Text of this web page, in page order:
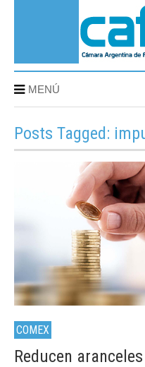
MENÚ
Posts Tagged:
COMEX
Reducen